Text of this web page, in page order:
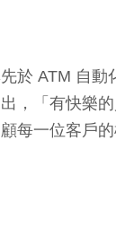
於 ATM 自
，「有快樂
每一位客戶的